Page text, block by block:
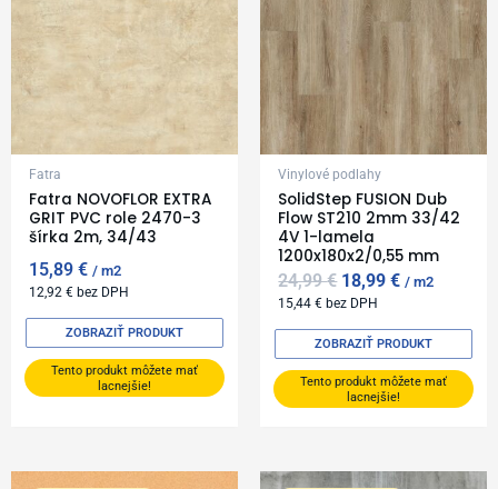
Fatra
Fatra NOVOFLOR EXTRA
GRIT PVC role 2470-3
šírka 2m, 34/43
15,89€ m2
12,92€ bez DPH
Tento produkt môžete mať
lacnejšie!
ZOBRAZIŤ PRODUKT
Vinylové podlahy
SolidStep FUSION Dub
Flow ST210 2mm 33/42
4V 1-lamela
1200x180x2/0,55 mm
24,99€ 18,99€ m2
15,44€ bez DPH
Tento produkt môžete mať
lacnejšie!
ZOBRAZIŤ PRODUKT